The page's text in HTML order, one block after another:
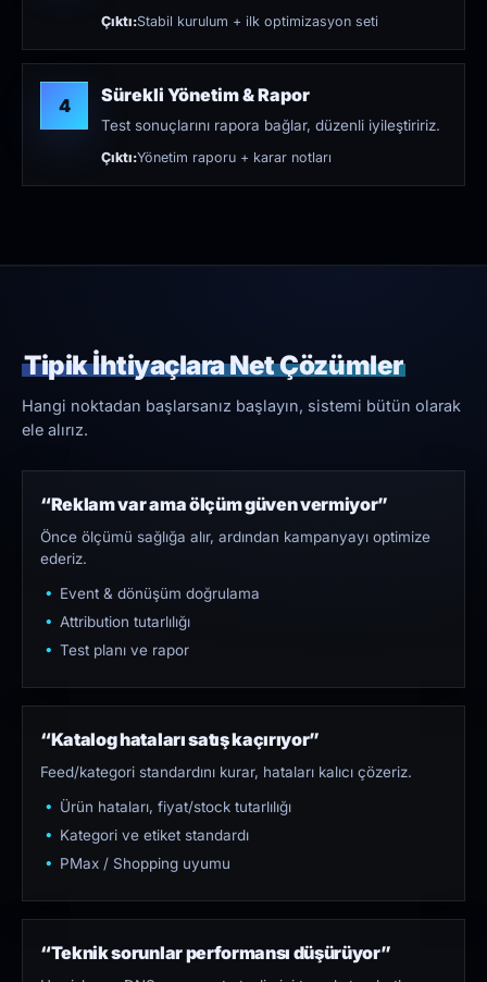
Çıktı:Stabil kurulum + ilk optimizasyon seti
4 Sürekli Yönetim & Rapor
Test sonuçlarını rapora bağlar, düzenli iyileştiririz.
Çıktı:Yönetim raporu + karar notları
Tipik İhtiyaçlara Net Çözümler
Hangi noktadan başlarsanız başlayın, sistemi bütün olarak
ele alırız.
“Reklam var ama ölçüm güven vermiyor”
Önce ölçümü sağlığa alır, ardından kampanyayı optimize
ederiz.
Event & dönüşüm doğrulama
Attribution tutarlılığı
Test planı ve rapor
“Katalog hataları satış kaçırıyor”
Feed/kategori standardını kurar, hataları kalıcı çözeriz.
Ürün hataları, fiyat/stock tutarlılığı
Kategori ve etiket standardı
PMax / Shopping uyumu
“Teknik sorunlar performansı düşürüyor”